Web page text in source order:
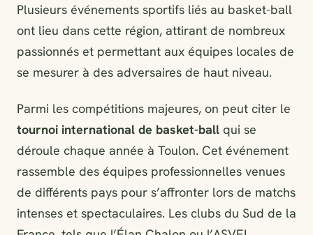
Plusieurs événements sportifs liés au basket-ball
ont lieu dans cette région, attirant de nombreux
passionnés et permettant aux équipes locales de
se mesurer à des adversaires de haut niveau.
Parmi les compétitions majeures, on peut citer le
tournoi international de basket-ball qui se
déroule chaque année à Toulon. Cet événement
rassemble des équipes professionnelles venues
de différents pays pour s’affronter lors de matchs
intenses et spectaculaires. Les clubs du Sud de la